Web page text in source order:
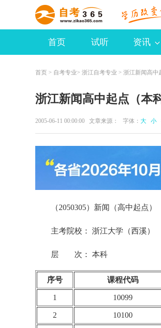
首页 试听 资讯
首页 > 自考专业> 浙江自考专业 > 浙江新闻高中
浙江新闻高中起点（本
2005-06-11 00:00:00 文章来源： 字体： 大 小
（2050305）新闻（高中起点）
主考院校： 浙江大学（西溪）
层 次： 本科
序号 课程代码
1 10099
2 10100